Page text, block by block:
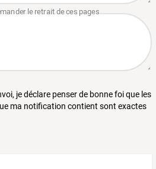
je déclare penser de bonne foi que les
ma notification contient sont exactes